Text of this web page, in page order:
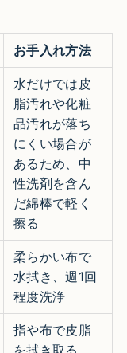
お手入れ方法
水だけでは皮
脂汚れや化粧
品汚れが落ち
にくい場合が
あるため、中
性洗剤を含ん
だ綿棒で軽く
擦る
柔らかい布で
水拭き、週1回
程度洗浄
指や布で皮脂
を拭き取る。